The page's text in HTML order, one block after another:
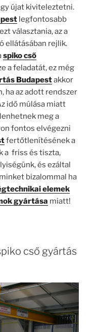
újat kiviteleztetni.
legfontosabb
választania, az a
ellátásában rejlik.
spiko cső
a feladatát, ez még
Budapestakkor
ha az adott rendszer
idő múlása miatt
meg a
fontos elvégezni
fertőtlenítésének a
a friss és tiszta,
és ezáltal
bizalommal ha
elemek
gyártása miatt!
cső gyártás